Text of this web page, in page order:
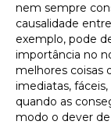
nem sempre
causalidade
exemplo, pode
importância no
melhores coisas
imediatas,
quando as
modo o dever de